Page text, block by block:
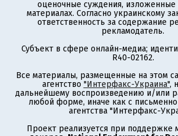
оценочные суждения,
материалах. Согласно украинскому
ответственность за содержание
рекламодатель.
Субъект в сфере онлайн-медиа;
R40-02162.
Все материалы, размещенные на этом
агентство "Интерфакс-Украина",
дальнейшему воспроизведению и/или
любой форме, иначе как с
агентства "Интерфакс-
Проект реализуется при поддержке